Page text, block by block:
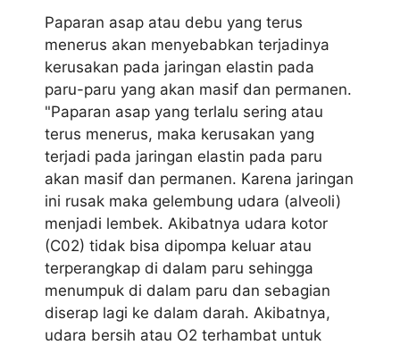
Paparan asap atau debu yang terus
menerus akan menyebabkan terjadinya
kerusakan pada jaringan elastin pada
paru-paru yang akan masif dan permanen.
"Paparan asap yang terlalu sering atau
terus menerus, maka kerusakan yang
terjadi pada jaringan elastin pada paru
akan masif dan permanen. Karena jaringan
ini rusak maka gelembung udara (alveoli)
menjadi lembek. Akibatnya udara kotor
(C02) tidak bisa dipompa keluar atau
terperangkap di dalam paru sehingga
menumpuk di dalam paru dan sebagian
diserap lagi ke dalam darah. Akibatnya,
udara bersih atau O2 terhambat untuk